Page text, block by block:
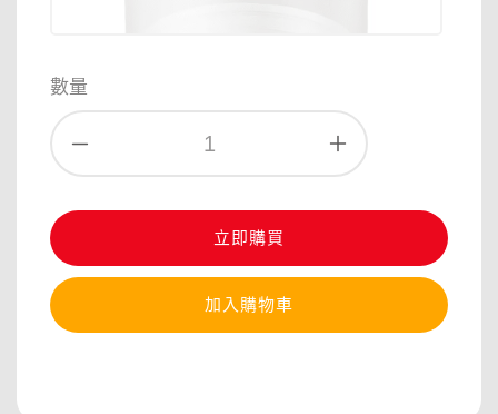
數量
立即購買
加入購物車